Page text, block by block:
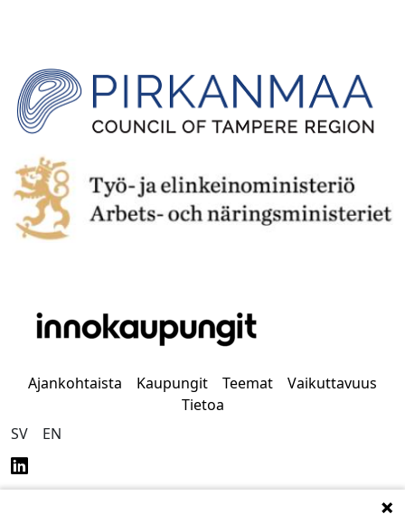
Ajankohtaista Kaupungit Teemat
Vaikuttavuus
Tietoa
SV
EN